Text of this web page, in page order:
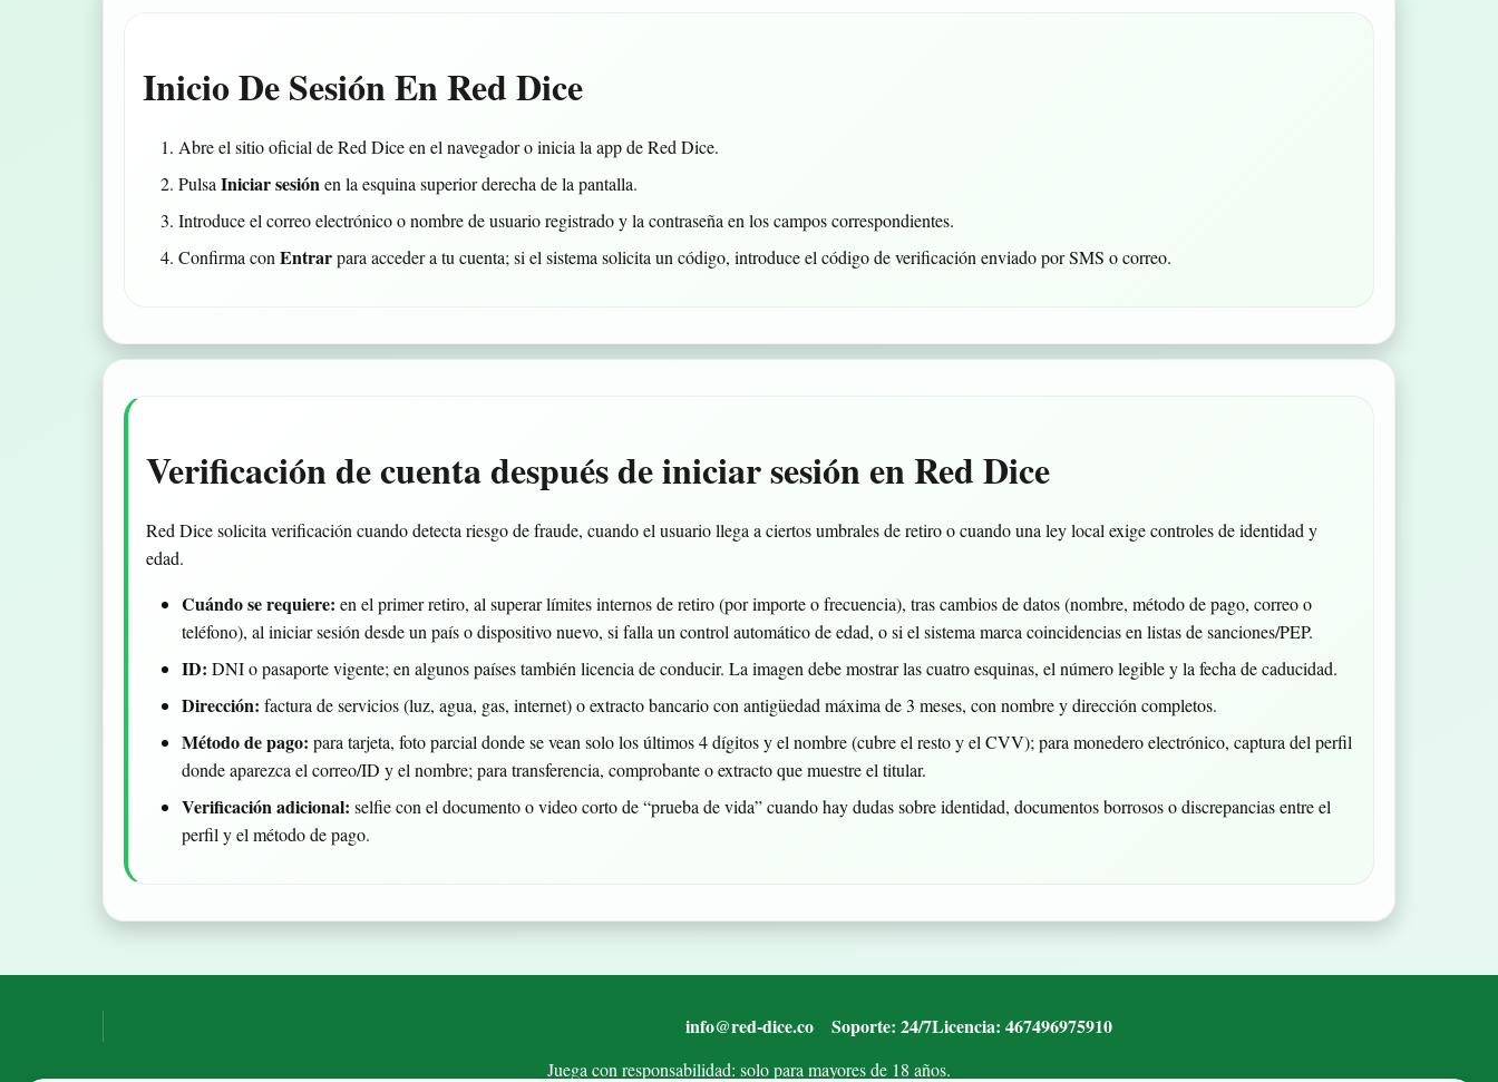
Inicio De Sesión En Red Dice
Abre el sitio oficial de Red Dice en el navegador o inicia la app de Red Dice.
PulsaIniciar sesiónen la esquina superior derecha de la pantalla.
Introduce el correo electrónico o nombre de usuario registrado y la contraseña en los campos correspondientes.
Confirma conEntrarpara acceder a tu cuenta; si el sistema solicita un código, introduce el código de verificación enviado por SMS o correo.
Verificación de cuenta después de iniciar sesión en Red Dice
Red Dice solicita verificación cuando detecta riesgo de fraude, cuando el usuario llega a ciertos umbrales de retiro o cuando una ley local exige controles de identidad y
edad.
Cuándo se requiere: en el primer retiro, al superar límites internos de retiro (por importe o frecuencia), tras cambios de datos (nombre, método de pago, correo o
teléfono), al iniciar sesión desde un país o dispositivo nuevo, si falla un control automático de edad, o si el sistema marca coincidencias en listas de sanciones/PEP.
ID: DNI o pasaporte vigente; en algunos países también licencia de conducir. La imagen debe mostrar las cuatro esquinas, el número legible y la fecha de caducidad.
Dirección: factura de servicios (luz, agua, gas, internet) o extracto bancario con antigüedad máxima de 3 meses, con nombre y dirección completos.
Método de pago: para tarjeta, foto parcial donde se vean solo los últimos 4 dígitos y el nombre (cubre el resto y el CVV); para monedero electrónico, captura del perfil
donde aparezca el correo/ID y el nombre; para transferencia, comprobante o extracto que muestre el titular.
Verificación adicional: selfie con el documento o video corto de “prueba de vida” cuando hay dudas sobre identidad, documentos borrosos o discrepancias entre el
perfil y el método de pago.
info@red-dice.co Soporte: 24/7Licencia: 467496975910
Juega con responsabilidad: solo para mayores de 18 años.